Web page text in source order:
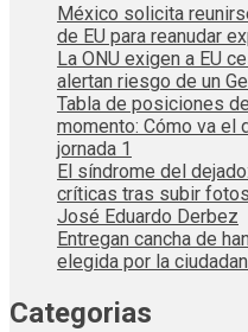
México solicita
de EU para reanudar
La ONU exigen a EU
alertan riesgo de un
Tabla de posiciones
momento: Cómo va el
jornada 1
El síndrome del
críticas tras subir
José Eduardo Derbez
Entregan cancha de
elegida por la
Categorias